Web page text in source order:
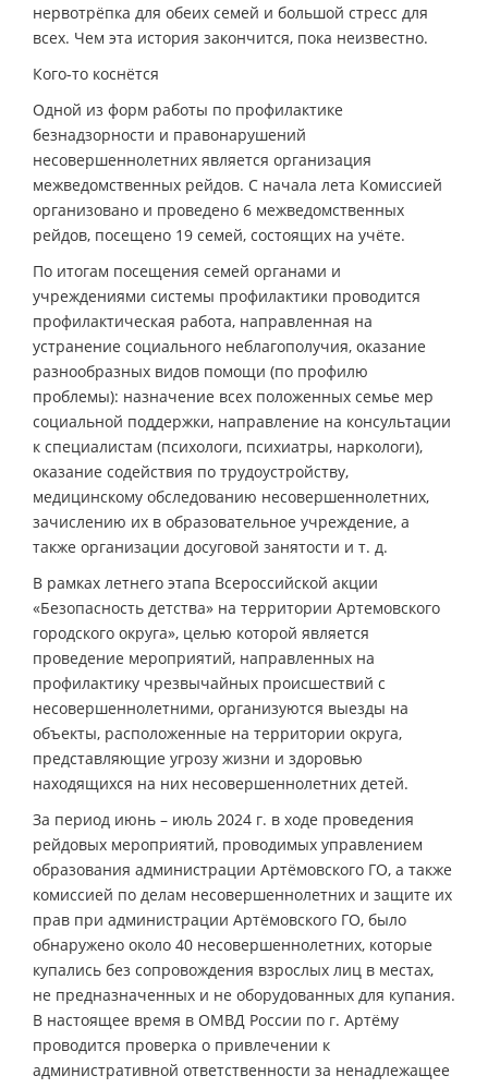
нервотрёпка для обеих семей и большой стресс для
всех. Чем эта история закончится, пока неизвестно.
Кого-то коснётся
Одной из форм работы по профилактике
безнадзорности и правонарушений
несовершеннолетних является организация
межведомственных рейдов. С начала лета Комиссией
организовано и проведено 6 межведомственных
рейдов, посещено 19 семей, состоящих на учёте.
По итогам посещения семей органами и
учреждениями системы профилактики проводится
профилактическая работа, направленная на
устранение социального неблагополучия, оказание
разнообразных видов помощи (по профилю
проблемы): назначение всех положенных семье мер
социальной поддержки, направление на консультации
к специалистам (психологи, психиатры, наркологи),
оказание содействия по трудоустройству,
медицинскому обследованию несовершеннолетних,
зачислению их в образовательное учреждение, а
также организации досуговой занятости и т. д.
В рамках летнего этапа Всероссийской акции
«Безопасность детства» на территории Артемовского
городского округа», целью которой является
проведение мероприятий, направленных на
профилактику чрезвычайных происшествий с
несовершеннолетними, организуются выезды на
объекты, расположенные на территории округа,
представляющие угрозу жизни и здоровью
находящихся на них несовершеннолетних детей.
За период июнь – июль 2024 г. в ходе проведения
рейдовых мероприятий, проводимых управлением
образования администрации Артёмовского ГО, а также
комиссией по делам несовершеннолетних и защите их
прав при администрации Артёмовского ГО, было
обнаружено около 40 несовершеннолетних, которые
купались без сопровождения взрослых лиц в местах,
не предназначенных и не оборудованных для купания.
В настоящее время в ОМВД России по г. Артёму
проводится проверка о привлечении к
административной ответственности за ненадлежащее